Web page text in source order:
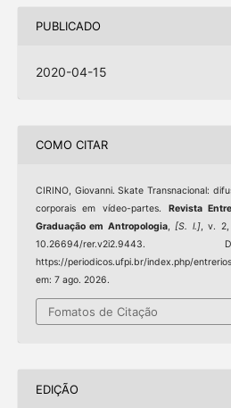
PUBLICADO
2020-04-15
COMO CITAR
CIRINO, Giovanni. Skate Transnacional:
corporais em vídeo-partes. Revista
Graduação em Antropologia,[S. l.], v. 2,
10.26694/
https://periodicos.ufpi.br/index.php/
em: 7 ago. 2026.
Fomatos de Citação
EDIÇÃO